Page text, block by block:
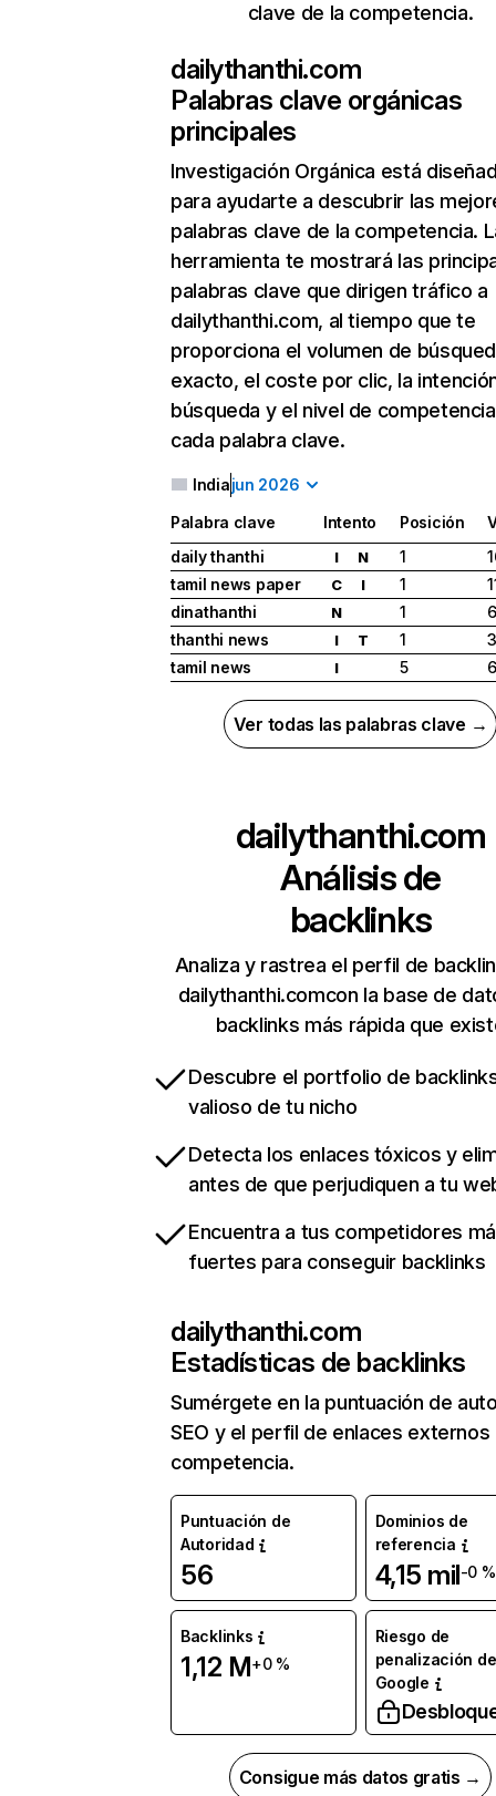
clave de la competencia.
dailythanthi.com
Palabras clave orgánicas
principales
Investigación Orgánica está
para ayudarte a descubrir las
palabras clave de la competencia.
herramienta te mostrará las
palabras clave que dirigen tráfico a
dailythanthi.com, al tiempo que te
proporciona el volumen de
exacto, el coste por clic, la
búsqueda y el nivel de
cada palabra clave.
Indiajun 2026
Palabra clave Intento Posición
daily thanthi
I N 1
tamil news paper
C I 1
dinathanthi
N 1
thanthi news
I T 1
tamil news
I 5
Ver todas las palabras clave →
dailythanthi.com
Análisis de
backlinks
Analiza y rastrea el perfil de
dailythanthi.comcon la base de
backlinks más rápida que
Descubre el portfolio de
valioso de tu nicho
Detecta los enlaces tóxicos y
antes de que perjudiquen a tu
Encuentra a tus competidores
fuertes para conseguir backlinks
dailythanthi.com
Estadísticas de backlinks
Sumérgete en la puntuación de
SEO y el perfil de enlaces externos
competencia.
Puntuación de
Autoridad
56
Dominios de
referencia
4,15 mil-0 %
Backlinks
1,12 M+0 %
Riesgo de
penalización de
Google
Consigue más datos gratis →